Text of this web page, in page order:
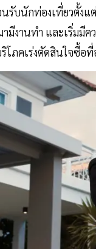
รับนักท่องเที่ยวตั้งแ
มีงานทำ และเริ่มมี
ภคเร่งตัดสินใจซื้อที่